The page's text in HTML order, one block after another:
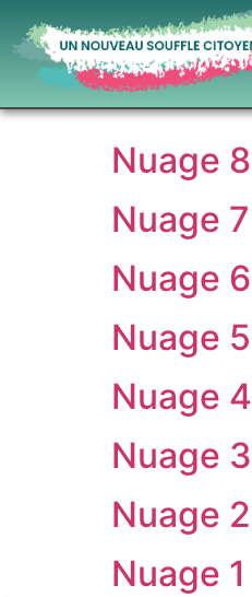
Nuage 8
Nuage 7
Nuage 6
Nuage 5
Nuage 4
Nuage 3
Nuage 2
Nuage 1